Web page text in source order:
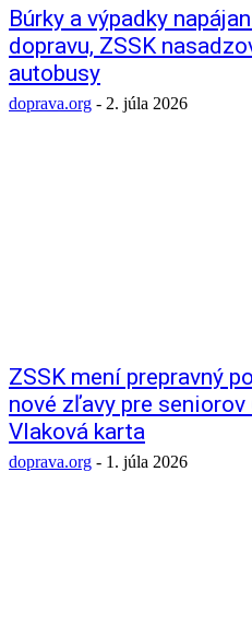
Búrky a výpadky
dopravu, ZSSK
autobusy
doprava.org - 2. júla 2026
ZSSK mení prepravný
nové zľavy pre
Vlaková karta
doprava.org - 1. júla 2026